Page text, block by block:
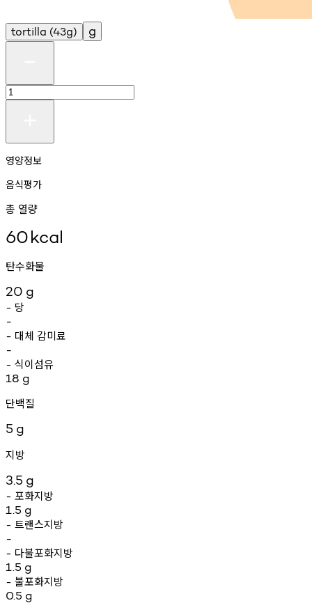
tortilla (43g) g
영양정보
음식평가
총 열량
60kcal
탄수화물
20 g
- 당
-
- 대체 감미료
-
- 식이섬유
18 g
단백질
5 g
지방
3.5 g
- 포화지방
1.5 g
- 트랜스지방
-
- 다불포화지방
1.5 g
- 불포화지방
0.5 g